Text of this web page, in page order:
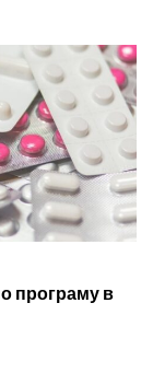
програму в